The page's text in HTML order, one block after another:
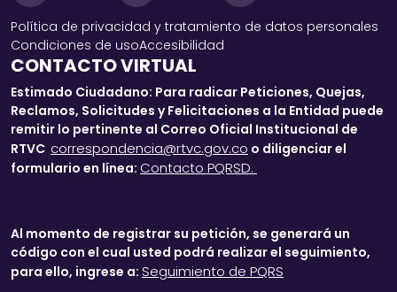
Política de privacidad y tratamiento de datos personales
Condiciones de usoAccesibilidad
CONTACTO VIRTUAL
Estimado Ciudadano: Para radicar Peticiones, Quejas,
Reclamos, Solicitudes y Felicitaciones a la Entidad puede
remitir lo pertinente al Correo Oficial Institucional de
RTVC correspondencia@rtvc.gov.co o diligenciar el
formulario en línea: Contacto PQRSD.
Al momento de registrar su petición, se generará un
código con el cual usted podrá realizar el seguimiento,
para ello, ingrese a: Seguimiento de PQRS